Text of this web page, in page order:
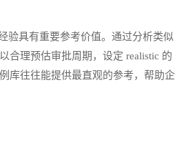
具有重要参考价值。通过分析类似
合理预估审批周期，设定 realistic 的
库往往能提供最直观的参考，帮助企